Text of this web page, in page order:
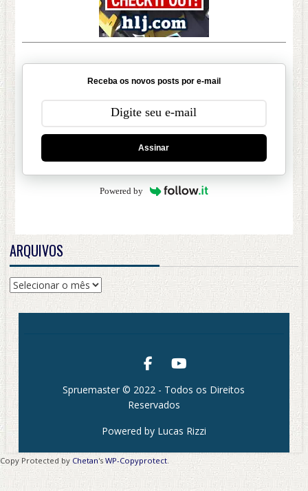
Receba os novos posts por e-mail
Assinar
Powered by
ARQUIVOS
Arquivos
Spruemaster © 2022 - Todos os Direitos
Reservados
Powered by Lucas Rizzi
Copy Protected by Chetan's WP-Copyprotect.